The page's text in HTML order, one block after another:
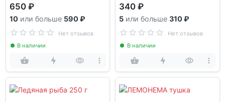
650 ₽
10или больше 590 ₽
Нет отзывов
В наличии
340 ₽
5 или больше 310 ₽
Нет отзывов
В наличии